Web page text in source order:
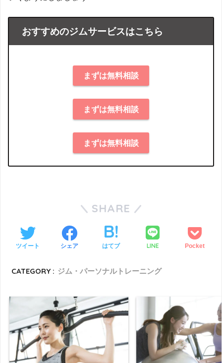
おすすめのジムサービスはこちら
まずは無料相談
まずは無料相談
まずは無料相談
SHARE
ツイート シェア はてブ LINE Pocket
CATEGORY : ジム・パーソナルトレーニング